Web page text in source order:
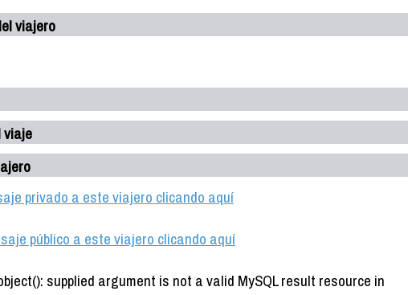
viajero
viaje
privado a este viajero clicando aquí
público a este viajero clicando aquí
supplied argument is not a valid MySQL result resource in